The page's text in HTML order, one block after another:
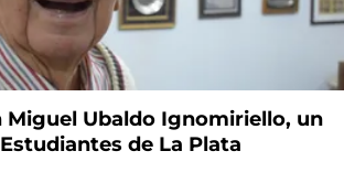
Miguel Ubaldo Ignomiriello, un
de La Plata